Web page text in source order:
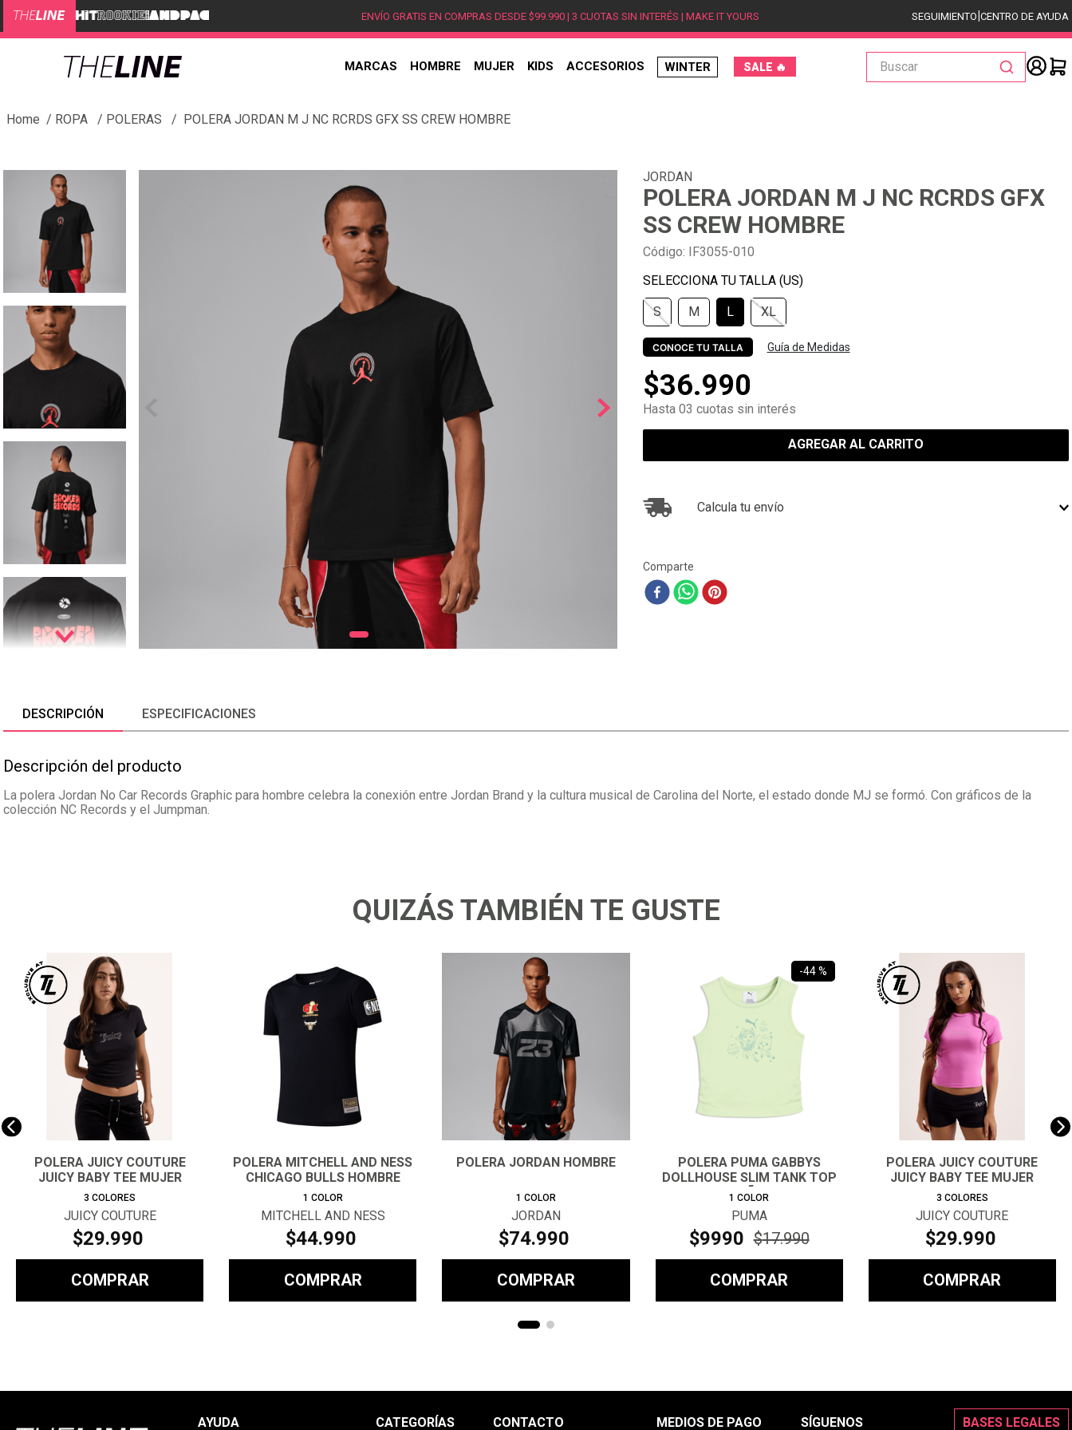
ENVÍO GRATIS EN COMPRAS DESDE $99.990 | 3 CUOTAS SIN INTERÉS | MAKE IT YOURS SEGUIMIENTO|CENTRO DE AYUDA
MARCAS HOMBRE MUJER KIDS ACCESORIOS WINTER SALE 🔥
Buscar
ROPA POLERAS POLERA JORDAN M J NC RCRDS GFX SS CREW HOMBRE
JORDAN
POLERA JORDAN M J NC RCRDS GFX
SS CREW HOMBRE
Código: IF3055-010
S M L XL
CONOCE TU TALLA Guía de Medidas
$36.990
Hasta 03 cuotas sin interés
AGREGAR AL CARRITO
Calcula tu envío
Comparte
DESCRIPCIÓN ESPECIFICACIONES
Descripción del producto
La polera Jordan No Car Records Graphic para hombre celebra la conexión entre Jordan Brand y la cultura musical de Carolina del Norte, el estado donde MJ se formó. Con gráficos de la
colección NC Records y el Jumpman.
QUIZÁS TAMBIÉN TE GUSTE
POLERA JUICY COUTURE
JUICY BABY TEE MUJER
3 COLORES
JUICY COUTURE
$29.990
COMPRAR
POLERA MITCHELL AND NESS
CHICAGO BULLS HOMBRE
1 COLOR
MITCHELL AND NESS
$44.990
COMPRAR
POLERA JORDAN HOMBRE
1 COLOR
JORDAN
$74.990
COMPRAR
-44 %
POLERA PUMA GABBYS
DOLLHOUSE SLIM TANK TOP
NIÑA
1 COLOR
PUMA
$9990 $17.990
COMPRAR
POLERA JUICY COUTURE
JUICY BABY TEE MUJER
3 COLORES
JUICY COUTURE
$29.990
COMPRAR
AYUDA CATEGORÍAS CONTACTO MEDIOS DE PAGO SÍGUENOS BASES LEGALES
1